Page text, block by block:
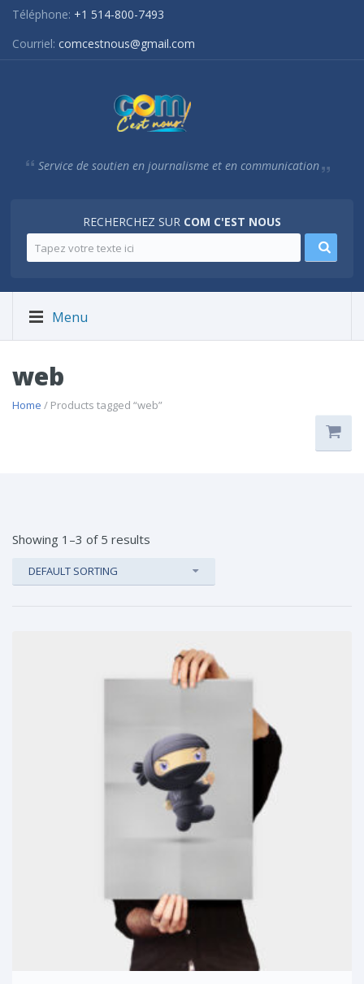
Téléphone: +1 514-800-7493
Courriel: comcestnous@gmail.com
Service de soutien en journalisme et en communication
RECHERCHEZ SUR COM C'EST NOUS
Menu
web
Home / Products tagged “web”
Showing 1–3 of 5 results
DEFAULT SORTING